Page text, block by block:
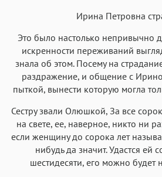
Ирина Петровна
Это было настолько непривычно
искренности переживаний
знала об этом. Посему на
раздражение, и общение с
пыткой, вынести которую могла
Сестру звали Олюшкой, За все
на свете, ее, наверное, никто ни
если женщину до сорока лет
нибудь да значит. Удастся ей
шестидесяти, его можно будет